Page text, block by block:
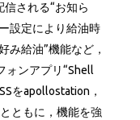
される“お知ら
設定により給油時
み給油”機能など，
ォンアプリ“Shell
をapollostation，
ともに，機能を強